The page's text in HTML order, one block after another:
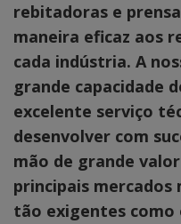
rebitadoras e
maneira eficaz aos
cada indústria. A
grande capacidade
excelente serviço
desenvolver com
mão de grande
principais mercados
tão exigentes como